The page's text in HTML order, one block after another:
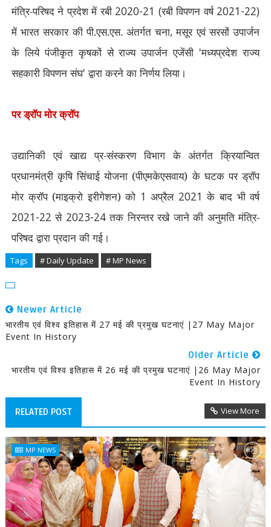
मंत्रि-परिषद ने प्रदेश में रबी 2020-21 (रबी विपणन वर्ष 2021-22)
में भारत सरकार की पी.एस.एस. अंतर्गत चना,मसूर एवं सरसों उपार्जन
के लिये पंजीकृत कृषकों से राज्य उपार्जन एजेंसी 'मध्यप्रदेश राज्य
सहकारी विपणन संघ'द्वारा करने का निर्णय लिया।
पर ड्रॉप मोर क्रॉप
उद्यानिकी एवं खाद्य प्र-संस्करण विभाग के अंतर्गत क्रियान्वित
प्रधानमंत्री कृषि सिंचाई योजना (पीएमकेएसवाय) के घटक पर ड्रॉप
मोर क्रॉप (माइक्रो इरीगेशन) को 1अप्रैल 2021के बाद भी वर्ष
2021-22से 2023-24तक निरन्तर रखे जाने की अनुमति मंत्रि-
परिषद द्वारा प्रदान की गई।
Tags # Daily Update # MP News
Newer Article
भारतीय एवं विश्व इतिहास में 27 मई की प्रमुख घटनाएं |27 May Major
Event In History
Older Article
भारतीय एवं विश्व इतिहास में 26 मई की प्रमुख घटनाएं |26 May Major
Event In History
RELATED POST View More
MP NEWS